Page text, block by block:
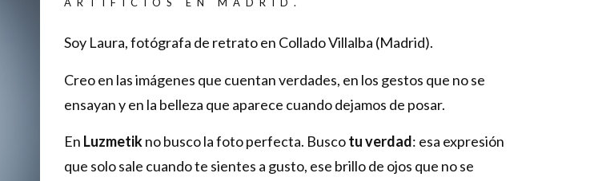
Soy Laura, fotógrafa de retrato en Collado Villalba (Madrid).
Creo en las imágenes que cuentan verdades, en los gestos que no se
ensayan y en la belleza que aparece cuando dejamos de posar.
En Luzmetikno busco la foto perfecta. Buscotu verdad: esa expresión
que solo sale cuando te sientes a gusto, ese brillo de ojos que no se